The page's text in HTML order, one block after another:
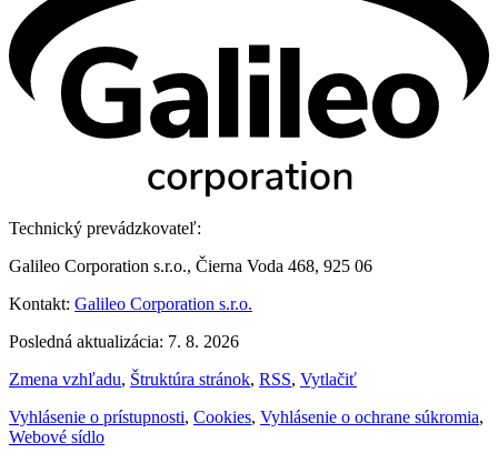
Technický prevádzkovateľ:
Galileo Corporation s.r.o., Čierna Voda 468, 925 06
Kontakt: Galileo Corporation s.r.o.
Posledná aktualizácia: 7. 8. 2026
Zmena vzhľadu, Štruktúra stránok, RSS, Vytlačiť
Vyhlásenie o prístupnosti, Cookies, Vyhlásenie o ochrane súkromia,
Webové sídlo